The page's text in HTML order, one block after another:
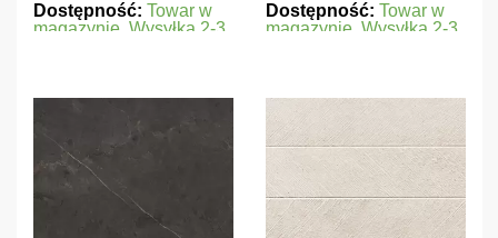
Dostępność: Towar w
magazynie. Wysyłka 2-3
Dostępność: Towar w
magazynie. Wysyłka 2-3